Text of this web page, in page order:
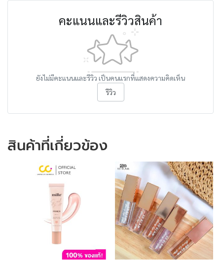
คะแนนและรีวิวสินค้า
ยังไม่มีคะแนนและรีวิว เป็นคนแรกที่แสดงความคิดเห็น
รีวิว
สินค้าที่เกี่ยวข้อง